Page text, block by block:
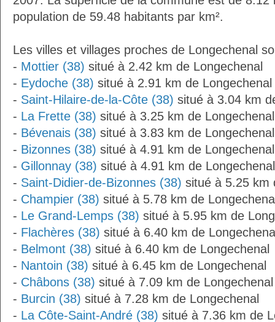
population de 59.48 habitants par km².
Les villes et villages proches de Longechenal
- Mottier (38) situé à 2.42 km de Longechenal
- Eydoche (38) situé à 2.91 km de Longechenal
- Saint-Hilaire-de-la-Côte (38) situé à 3.04 km
- La Frette (38) situé à 3.25 km de Longechenal
- Bévenais (38) situé à 3.83 km de Longechenal
- Bizonnes (38) situé à 4.91 km de Longechenal
- Gillonnay (38) situé à 4.91 km de Longechenal
- Saint-Didier-de-Bizonnes (38) situé à 5.25 km
- Champier (38) situé à 5.78 km de
- Le Grand-Lemps (38) situé à 5.95 km de
- Flachères (38) situé à 6.40 km de
- Belmont (38) situé à 6.40 km de Longechenal
- Nantoin (38) situé à 6.45 km de Longechenal
- Châbons (38) situé à 7.09 km de Longechenal
- Burcin (38) situé à 7.28 km de Longechenal
- La Côte-Saint-André (38) situé à 7.36 km de